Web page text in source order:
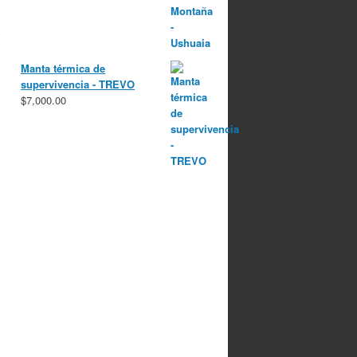
Manta térmica de
supervivencia - TREVO
$7,000.00